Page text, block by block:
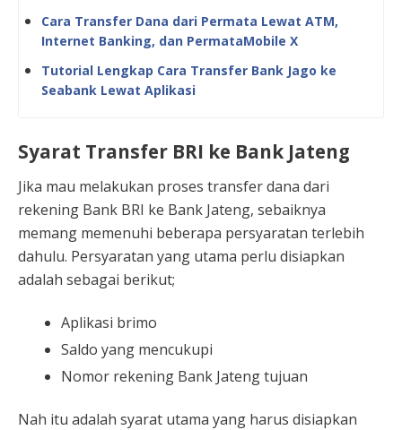
Cara Transfer Dana dari Permata Lewat ATM,
Internet Banking, dan PermataMobile X
Tutorial Lengkap Cara Transfer Bank Jago ke
Seabank Lewat Aplikasi
Syarat Transfer BRI ke Bank Jateng
Jika mau melakukan proses transfer dana dari
rekening Bank BRI ke Bank Jateng, sebaiknya
memang memenuhi beberapa persyaratan terlebih
dahulu. Persyaratan yang utama perlu disiapkan
adalah sebagai berikut;
Aplikasi brimo
Saldo yang mencukupi
Nomor rekening Bank Jateng tujuan
Nah itu adalah syarat utama yang harus disiapkan